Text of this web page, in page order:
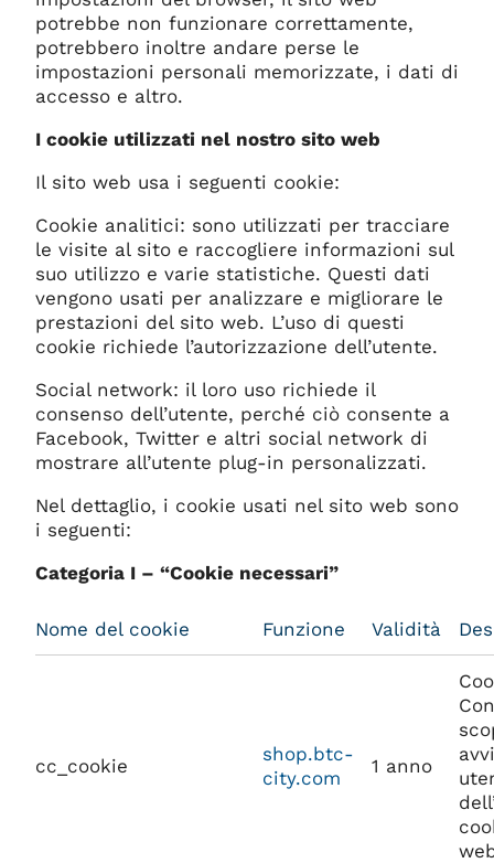
potrebbe non funzionare correttamente,
potrebbero inoltre andare perse le
impostazioni personali memorizzate, i dati di
accesso e altro.
I cookie utilizzati nel nostro sito web
Il sito web usa i seguenti cookie:
Cookie analitici: sono utilizzati per tracciare
le visite al sito e raccogliere informazioni sul
suo utilizzo e varie statistiche. Questi dati
vengono usati per analizzare e migliorare le
prestazioni del sito web. L’uso di questi
cookie richiede l’autorizzazione dell’utente.
Social network: il loro uso richiede il
consenso dell’utente, perché ciò consente a
Facebook, Twitter e altri social network di
mostrare all’utente plug-in personalizzati.
Nel dettaglio, i cookie usati nel sito web sono
i seguenti:
Categoria I – “Cookie necessari”
Nome del cookie Funzione Validità
cc_cookie
shop.btc-
city.com
1 anno